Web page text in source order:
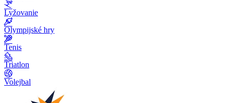
Lyžovanie
Olympijské hry
Tenis
Triatlon
Volejbal